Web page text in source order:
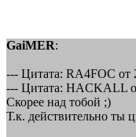
GaiMER:
--- Цитата: RA4FOC от
--- Цитата: HACKALL
Скорее над тобой ;)
Т.к. действительно ты